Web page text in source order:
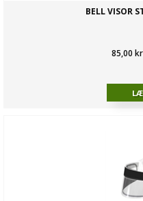
BELL VISOR
85,00